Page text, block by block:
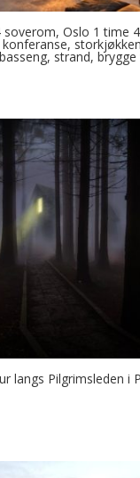
soverom, Oslo 1 time
strand, brygge
langs Pilgrimsleden i